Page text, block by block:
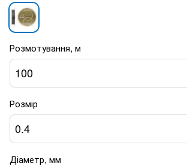
Розмотування, м
100
Розмір
0.4
Діаметр, мм